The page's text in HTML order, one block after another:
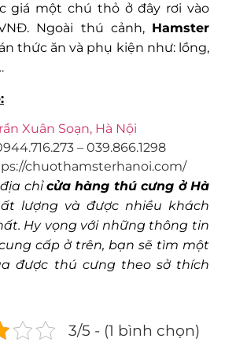
giá một chú thỏ ở đây rơi vào
Ngoài thú cảnh, Hamster
thức ăn và phụ kiện như: lồng,
Xuân Soạn, Hà Nội
– 039.866.1298
chuothamsterhanoi.com/
chỉcửa hàng thú cưng ở Hà
lượng và được nhiều khách
Hy vọng với những thông tin
cấp ở trên, bạn sẽ tìm một
được thú cưng theo sở thích
3/5 - (1 bình chọn)